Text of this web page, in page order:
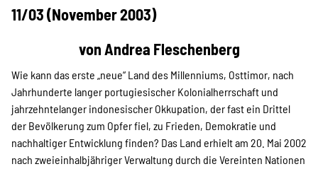
Projekte
Kampagne
11/03 (November 2003)
von Andrea Fleschenberg
Wie kann das erste „neue“ Land des Millenniums, Osttimor, nach
Jahrhunderte langer portugiesischer Kolonialherrschaft und
jahrzehntelanger indonesischer Okkupation, der fast ein Drittel
der Bevölkerung zum Opfer fiel, zu Frieden, Demokratie und
nachhaltiger Entwicklung finden? Das Land erhielt am 20. Mai 2002
nach zweieinhalbjähriger Verwaltung durch die Vereinten Nationen